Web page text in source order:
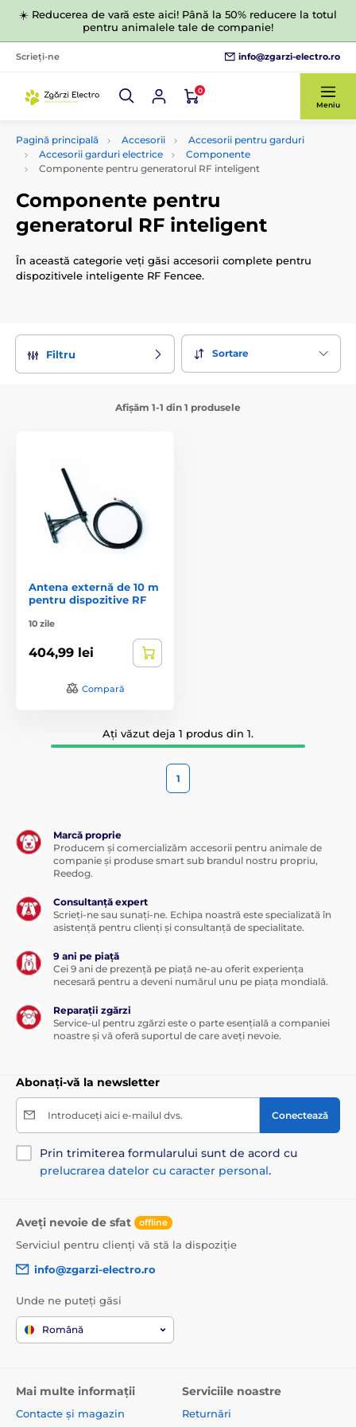
☀️ Reducerea de vară este aici! Până la 50% reducere la totul
pentru animalele tale de companie!
Scrieți-ne info@zgarzi-electro.ro
0
Meniu
Pagină principală Accesorii
Accesorii pentru garduri
Accesorii garduri electrice
Componente
Componente pentru generatorul RF inteligent
Componente pentru
generatorul RF inteligent
În această categorie veți găsi accesorii complete pentru
dispozitivele inteligente RF Fencee.
Filtru Sortare
Afișăm 1-1 din 1 produsele
Antena externă de 10 m
pentru dispozitive RF
10 zile
404,99 lei
Compară
Ați văzut deja 1 produs din 1.
1
Marcă proprie
Producem și comercializăm accesorii pentru animale de
companie și produse smart sub brandul nostru propriu,
Reedog.
Consultanță expert
Scrieți-ne sau sunați-ne. Echipa noastră este specializată în
asistență pentru clienți și consultanță de specialitate.
9 ani pe piață
Cei 9 ani de prezență pe piață ne-au oferit experiența
necesară pentru a deveni numărul unu pe piața mondială.
Reparații zgărzi
Service-ul pentru zgărzi este o parte esențială a companiei
noastre și vă oferă suportul de care aveți nevoie.
Abonați-vă la newsletter
Introduceți aici e-mailul dvs. Conectează
Prin trimiterea formularului sunt de acord cu
prelucrarea datelor cu caracter personal.
Aveți nevoie de sfat offline
Serviciul pentru clienți vă stă la dispoziție
info@zgarzi-electro.ro
Unde ne puteți găsi
Română
Mai multe informații
Contacte și magazin
Serviciile noastre
Returnări